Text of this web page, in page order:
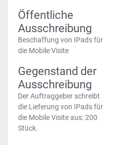
Öffentliche
Ausschreibung
Beschaffung von IPads für
die Mobile Visite
Gegenstand der
Ausschreibung
Der Auftraggeber schreibt
die Lieferung von IPads für
die Mobile Visite aus: 200
Stück.